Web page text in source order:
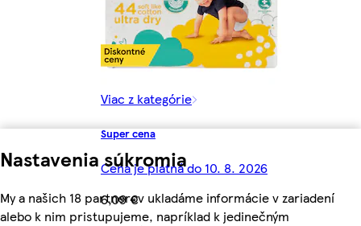
Nastavenia súkromia
My a našich 18 partnerov ukladáme informácie v zariadení
alebo k nim pristupujeme, napríklad k jedinečným
Viac z kategórie
Super cena
Cena je platná do 10. 8. 2026
6,09 €